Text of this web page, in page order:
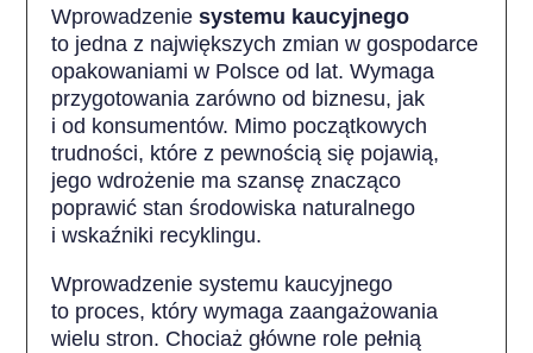
Wprowadzeniesystemu kaucyjnego
to jedna z największych zmian w gospodarce
opakowaniami w Polsce od lat. Wymaga
przygotowania zarówno od biznesu, jak
i od konsumentów. Mimo początkowych
trudności, które z pewnością się pojawią,
jego wdrożenie ma szansę znacząco
poprawić stan środowiska naturalnego
i wskaźniki recyklingu.
Wprowadzenie systemu kaucyjnego
to proces, który wymaga zaangażowania
wielu stron. Chociaż główne role pełnią